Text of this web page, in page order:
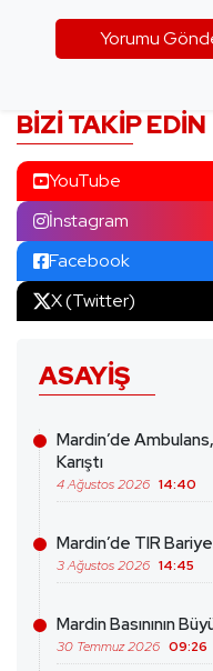
BIZI TAKIP EDIN
YouTube
İnstagram
Facebook
X (Twitter)
ASAYIŞ
Mardin’de
Karıştı
4 Ağustos 2026 14:40
Mardin’de TIR
3 Ağustos 2026 14:45
Mardin Basınının
30 Temmuz 2026 09:26